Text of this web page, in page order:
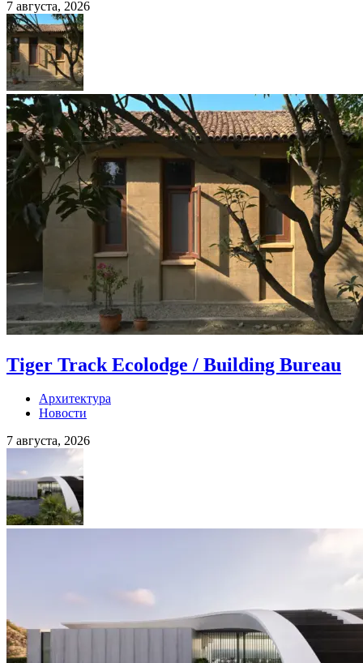
7 августа, 2026
Tiger Track Ecolodge / Building Bureau
Архитектура
Новости
7 августа, 2026